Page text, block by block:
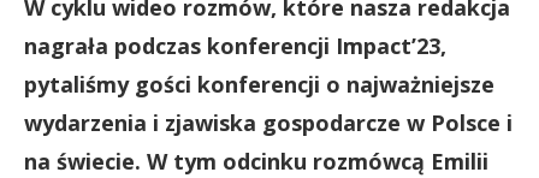
W cyklu wideo rozmów, które nasza redakcja
nagrała podczas konferencji Impact’23,
pytaliśmy gości konferencji o najważniejsze
wydarzenia i zjawiska gospodarcze w Polsce i
na świecie. W tym odcinku rozmówcą Emilii